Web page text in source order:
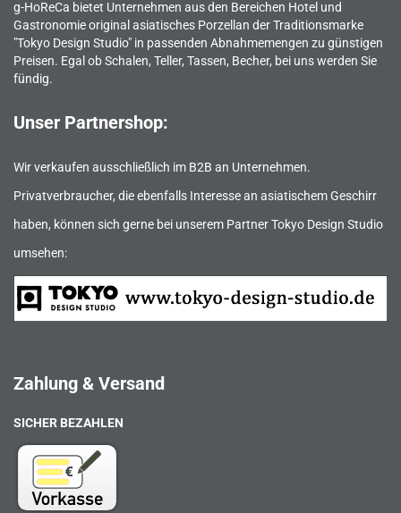
g-HoReCa bietet Unternehmen aus den Bereichen Hotel und
Gastronomie original asiatisches Porzellan der Traditionsmarke
"Tokyo Design Studio" in passenden Abnahmemengen zu günstigen
Preisen. Egal ob Schalen, Teller, Tassen, Becher, bei uns werden Sie
fündig.
Unser Partnershop:
Wir verkaufen ausschließlich im B2B an Unternehmen.
Privatverbraucher, die ebenfalls Interesse an asiatischem Geschirr
haben, können sich gerne bei unserem Partner Tokyo Design Studio
umsehen:
Zahlung & Versand
SICHER BEZAHLEN